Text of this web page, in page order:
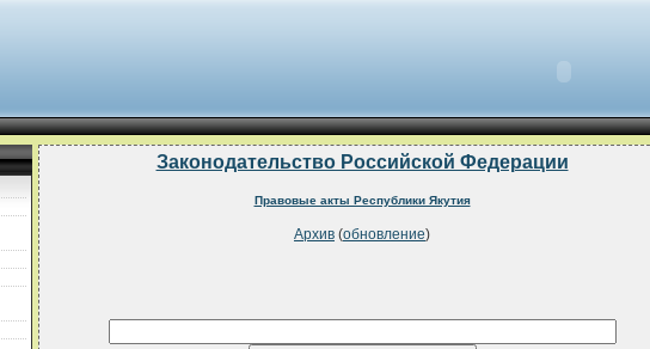
Законодательство Российской Федерации
Правовые акты Республики Якутия
Архив (обновление)